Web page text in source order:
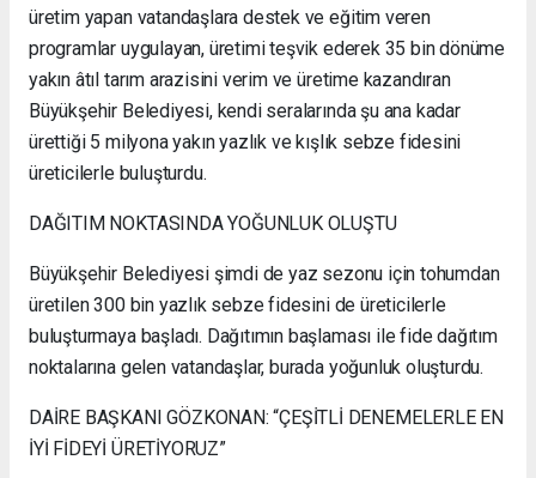
üretim yapan vatandaşlara destek ve eğitim veren
programlar uygulayan, üretimi teşvik ederek 35 bin dönüme
yakın âtıl tarım arazisini verim ve üretime kazandıran
Büyükşehir Belediyesi, kendi seralarında şu ana kadar
ürettiği 5 milyona yakın yazlık ve kışlık sebze fidesini
üreticilerle buluşturdu.
DAĞITIM NOKTASINDA YOĞUNLUK OLUŞTU
Büyükşehir Belediyesi şimdi de yaz sezonu için tohumdan
üretilen 300 bin yazlık sebze fidesini de üreticilerle
buluşturmaya başladı. Dağıtımın başlaması ile fide dağıtım
noktalarına gelen vatandaşlar, burada yoğunluk oluşturdu.
DAİRE BAŞKANI GÖZKONAN: “ÇEŞİTLİ DENEMELERLE EN
İYİ FİDEYİ ÜRETİYORUZ”